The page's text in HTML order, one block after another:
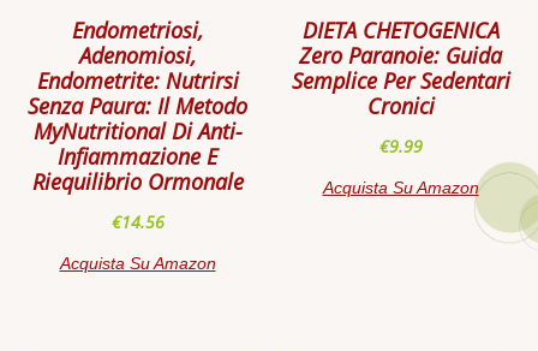
Endometriosi,
Adenomiosi,
Endometrite: Nutrirsi
Senza Paura: Il Metodo
MyNutritional Di Anti-
Infiammazione E
Riequilibrio Ormonale
€14.56
Acquista Su Amazon
DIETA CHETOGENICA
Zero Paranoie: Guida
Semplice Per Sedentari
Cronici
€9.99
Acquista Su Amazon